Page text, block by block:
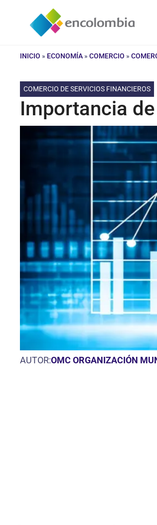
contenido
INICIO » ECONOMÍA » COMERCIO »
COMERCIO DE SERVICIOS FINANCIEROS
Importancia
AUTOR:OMC ORGANIZACIÓN